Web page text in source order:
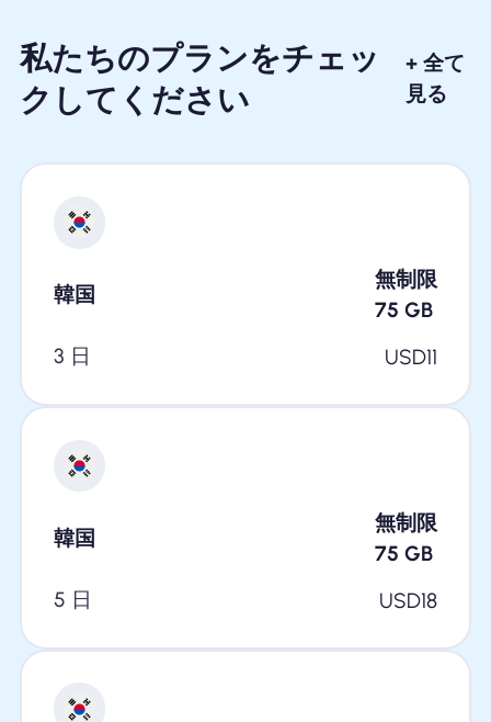
私たちのプランをチェッ
クしてください
+ 全て
見る
韓国
無制限
75 GB
3 日
USD11
韓国
無制限
75 GB
5 日
USD18